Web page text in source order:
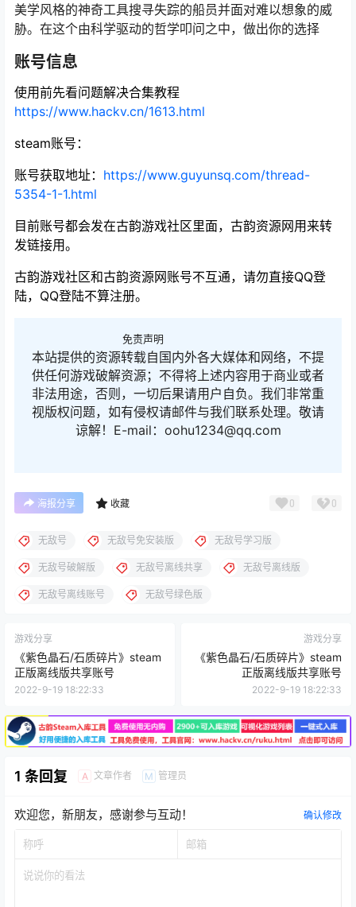
美学风格的神奇工具搜寻失踪的船员并面对难以想象的威
胁。在这个由科学驱动的哲学叩问之中，做出你的选择
账号信息
使用前先看问题解决合集教程
https://www.hackv.cn/1613.html
steam账号：
账号获取地址： https://www.guyunsq.com/thread-
5354-1-1.html
目前账号都会发在古韵游戏社区里面，古韵资源网用来转
发链接用。
古韵游戏社区和古韵资源网账号不互通，请勿直接QQ登
陆，QQ登陆不算注册。
免责声明
本站提供的资源转载自国内外各大媒体和网络，不提
供任何游戏破解资源；不得将上述内容用于商业或者
非法用途，否则，一切后果请用户自负。我们非常重
视版权问题，如有侵权请邮件与我们联系处理。敬请
谅解！E-mail：oohu1234@qq.com
海报分享 收藏 0 0
无敌号 无敌号免安装版 无敌号学习版
无敌号破解版 无敌号离线共享 无敌号离线版
无敌号离线账号 无敌号绿色版
游戏分享
《紫色晶石/石质碎片》steam
正版离线版共享账号
2022-9-19 18:22:33
游戏分享
《紫色晶石/石质碎片》steam
正版离线版共享账号
2022-9-19 18:22:33
1 条回复 A 文章作者 M 管理员
欢迎您，新朋友，感谢参与互动！ 确认修改